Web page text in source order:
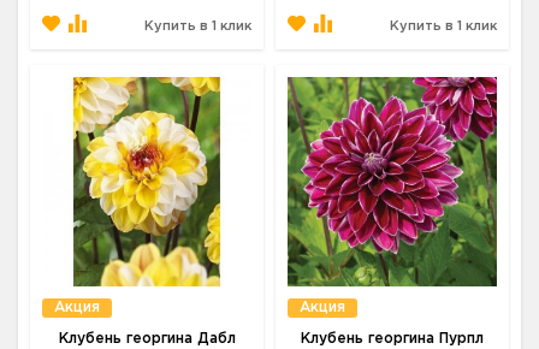
Купить в 1 клик Купить в 1 клик
Акция
Клубень георгина Дабл
Акция
Клубень георгина Пурпл